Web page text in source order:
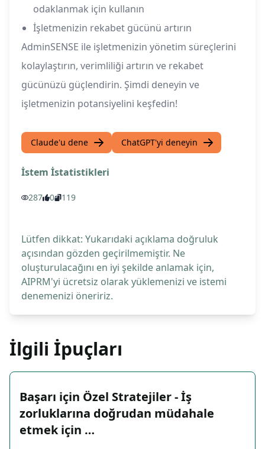
odaklanmak için kullanın
İşletmenizin rekabet gücünü artırın
AdminSENSE ile işletmenizin yönetim süreçlerini
kolaylaştırın, verimliliği artırın ve rekabet
gücünüzü güçlendirin. Şimdi deneyin ve
işletmenizin potansiyelini keşfedin!
Claude'u dene ChatGPT'yi deneyin
İstem İstatistikleri
287 0 119
Lütfen dikkat: Yukarıdaki açıklama doğruluk
açısından gözden geçirilmemiştir. Ne
oluşturulacağını en iyi şekilde anlamak için,
AIPRM'yi ücretsiz olarak yüklemenizi ve istemi
denemenizi öneririz.
İlgili İpuçları
Başarı için Özel Stratejiler - İş
zorluklarına doğrudan müdahale
etmek için …